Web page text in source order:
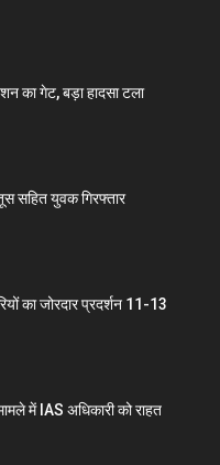
का गेट, बड़ा हादसा टला
सहित युवक गिरफ्तार
का जोरदार प्रदर्शन 11-13
में IAS अधिकारी को राहत